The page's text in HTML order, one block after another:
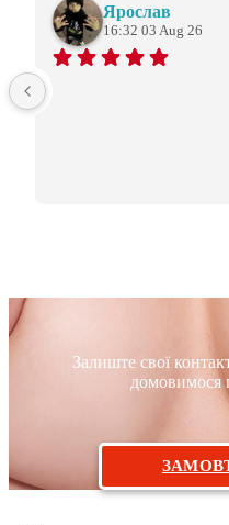
Ярослав
16:32 03 Aug 26
Залиште свої
домовимося